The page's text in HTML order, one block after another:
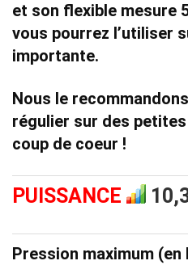
et son flexible mesure
vous pourrez l’utiliser
importante.
Nous le
régulier sur des
coup de coeur !
PUISSANCE
Pression maximum (en